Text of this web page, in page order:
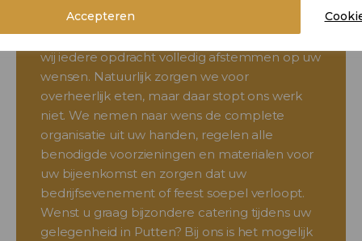
Accepteren
Bij Catering van den Berg staat persoonlijke
service en aandacht centraal. Dit houdt in dat
wij iedere opdracht volledig afstemmen op uw
wensen. Natuurlijk zorgen we voor
overheerlijk eten, maar daar stopt ons werk
niet. We nemen naar wens de complete
organisatie uit uw handen, regelen alle
benodigde voorzieningen en materialen voor
uw bijeenkomst en zorgen dat uw
bedrijfsevenement of feest soepel verloopt.
Wenst u graag bijzondere catering tijdens uw
gelegenheid in Putten? Bij ons is het mogelijk